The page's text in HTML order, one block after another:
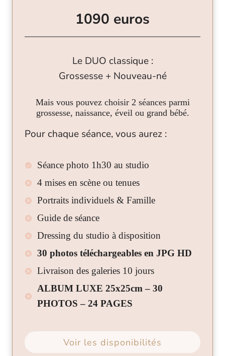
1090 euros
Le DUO classique :
Grossesse + Nouveau-né
Mais vous pouvez choisir 2 séances parmi
grossesse, naissance, éveil ou grand bébé.
Pour chaque séance, vous aurez :
Séance photo 1h30 au studio
4 mises en scène ou tenues
Portraits individuels & Famille
Guide de séance
Dressing du studio à disposition
30 photos téléchargeables en JPG HD
Livraison des galeries 10 jours
ALBUM LUXE 25x25cm – 30
PHOTOS – 24 PAGES
Voir les disponibilités